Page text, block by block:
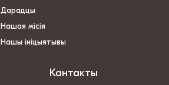
Дарадцы
Нашая місія
Нашы ініцыятывы
Кантакты